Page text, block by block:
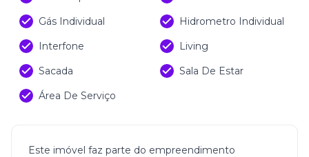
Gás Individual
Hidrometro Individual
Interfone
Living
Sacada
Sala De Estar
Área De Serviço
Este imóvel faz parte do empreendimento